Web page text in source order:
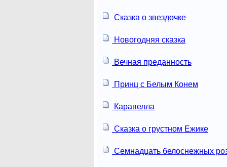
Сказка о звездочке
Новогодняя сказка
Вечная преданность
Принц с Белым Конем
Каравелла
Сказка о грустном Ежике
Семнадцать белоснежных